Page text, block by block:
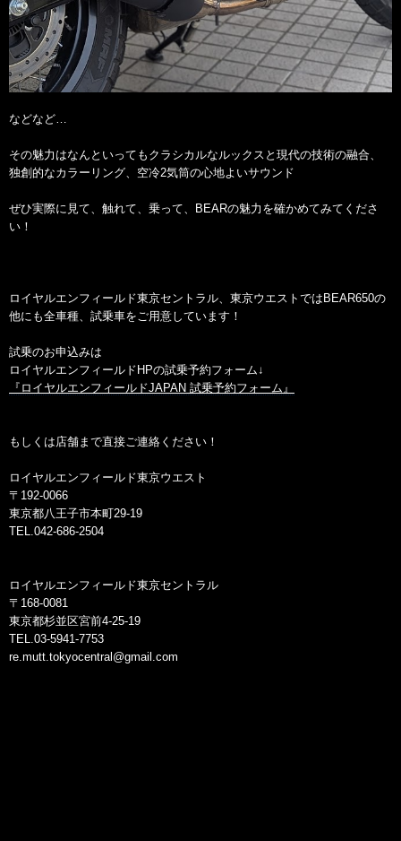
などなど…
その魅力はなんといってもクラシカルなルックスと現代の技術の融合、
独創的なカラーリング、空冷2気筒の心地よいサウンド
ぜひ実際に見て、触れて、乗って、BEARの魅力を確かめてみてくださ
い！
ロイヤルエンフィールド東京セントラル、東京ウエストではBEAR650の
他にも全車種、試乗車をご用意しています！
試乗のお申込みは
ロイヤルエンフィールドHPの試乗予約フォーム↓
『ロイヤルエンフィールドJAPAN 試乗予約フォーム』
もしくは店舗まで直接ご連絡ください！
ロイヤルエンフィールド東京ウエスト
〒192-0066
東京都八王子市本町29-19
TEL.042-686-2504
ロイヤルエンフィールド東京セントラル
〒168-0081
東京都杉並区宮前4-25-19
TEL.03-5941-7753
re.mutt.tokyocentral@gmail.com